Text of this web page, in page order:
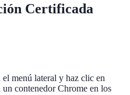
Certificada
el menú lateral y haz clic en
un contenedor Chrome en los